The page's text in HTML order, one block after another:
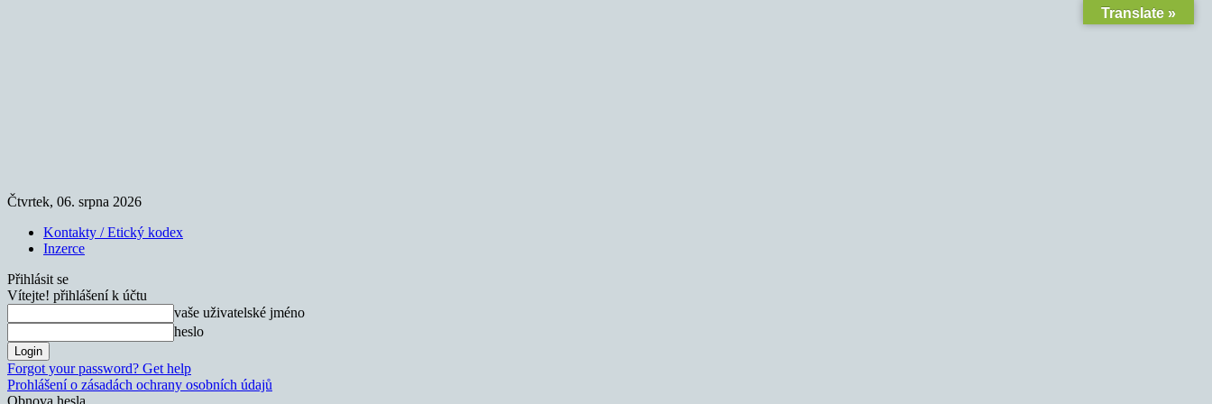
Čtvrtek, 06. srpna 2026
Kontakty / Etický kodex
Inzerce
Přihlásit se
Vítejte! přihlášení k účtu
vaše uživatelské jméno
heslo
Forgot your password? Get help
Prohlášení o zásadách ochrany osobních údajů
Obnova hesla
Translate »